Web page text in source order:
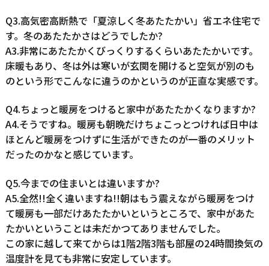
Q3.高気密高断熱で「夏涼しく冬あたたかい」省エネ住宅で
す。冬のあたたかさはどうでしたか?
A3.非常にあたたかくびっくりするくらいあたたかいです。
床暖もあり、冬は外は寒いが玄関を開けると空気が別のも
のという形でこんなに違うのかというのが正直な実感です。
Q4.ちょっと暖房をつけると家中があたたかくなりますか?
A4.そうですね。暖房も朝晩だけちょこっとつければ日中は
ほとんど暖房をつけずに生活ができたのが一番のメリット
だったのかなと感じています。
Q5.今までの住まいとは違いますか?
A5.全然!!全く違いますね!!朝はもう震えながら暖房をつけ
て暖房も一部だけあたたかいというところで、家中があた
たかいということは未だかつてありませんでした。
この家に越して来てからは1階2階3階も部屋の24時間換気の
温度計を見ても非常に安定しています。